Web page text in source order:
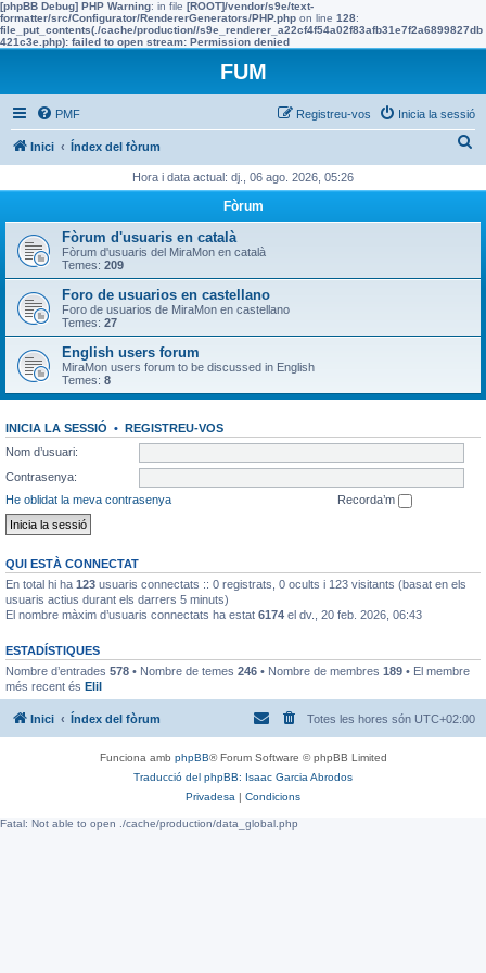
[phpBB Debug] PHP Warning: in file [ROOT]/vendor/s9e/text-
formatter/src/Configurator/RendererGenerators/PHP.php on line 128:
file_put_contents(./cache/production//s9e_renderer_a22cf4f54a02f83afb31e7f2a6899827db
421c3e.php): failed to open stream: Permission denied
FUM
PMF Inicia la sessió
Registreu-vos
Inici Índex del fòrum
c
Hora i data actual: dj., 06 ago. 2026, 05:26
Fòrum
Fòrum d'usuaris en català
Fòrum d'usuaris del MiraMon en català
Temes: 209
Foro de usuarios en castellano
Foro de usuarios de MiraMon en castellano
Temes: 27
English users forum
MiraMon users forum to be discussed in English
Temes: 8
INICIA LA SESSIÓ • REGISTREU-VOS
Nom d’usuari:
Contrasenya:
He oblidat la meva contrasenya
Recorda’m
QUI ESTÀ CONNECTAT
En total hi ha 123 usuaris connectats :: 0 registrats, 0 ocults i 123 visitants (basat en els
usuaris actius durant els darrers 5 minuts)
El nombre màxim d’usuaris connectats ha estat 6174 el dv., 20 feb. 2026, 06:43
ESTADÍSTIQUES
Nombre d’entrades 578 • Nombre de temes 246 • Nombre de membres 189 • El membre
més recent és EliI
Inici Índex del fòrum Totes les hores són UTC+02:00
Funciona amb phpBB® Forum Software © phpBB Limited
Traducció del phpBB: Isaac Garcia Abrodos
Privadesa | Condicions
Fatal: Not able to open ./cache/production/data_global.php